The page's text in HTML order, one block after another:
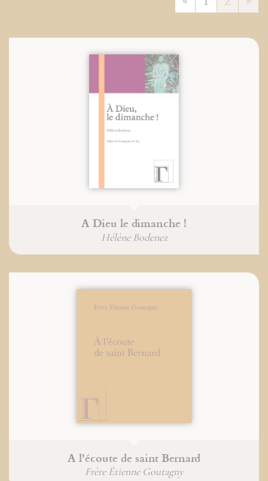
A Dieu le dimanche !
Hélène Bodenez
A l'écoute de saint Bernard
Frère Étienne Goutagny